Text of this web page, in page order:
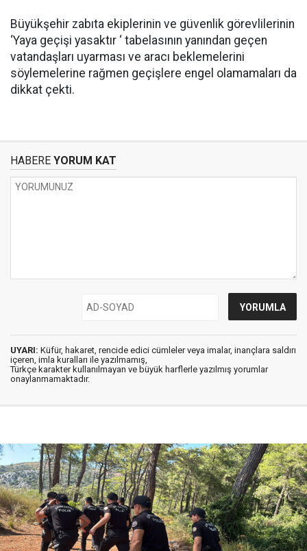
Büyükşehir zabıta ekiplerinin ve güvenlik görevlilerinin
‘Yaya geçişi yasaktır ‘ tabelasının yanından geçen
vatandaşları uyarması ve aracı beklemelerini
söylemelerine rağmen geçişlere engel olamamaları da
dikkat çekti.
HABERE YORUM KAT
UYARI: Küfür, hakaret, rencide edici cümleler veya imalar, inançlara saldırı
içeren, imla kuralları ile yazılmamış,
Türkçe karakter kullanılmayan ve büyük harflerle yazılmış yorumlar
onaylanmamaktadır.